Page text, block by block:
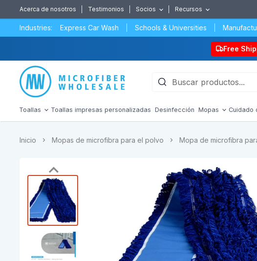
Acerca de nosotros Testimonios Socios Recursos
Industries: Express Car Wash Schools & Universities
Free
Toallas Toallas impresas personalizadas Desinfección Mopas Cuidado
Inicio Mopas de microfibra para el polvo Mopa de microfibra